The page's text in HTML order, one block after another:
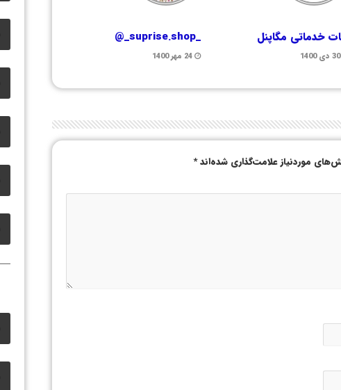
خدماتی مگاپنل
30 دی 1400
_suprise.shop_@
24 مهر 1400
موردنیاز علامت‌گذاری شده‌اند*